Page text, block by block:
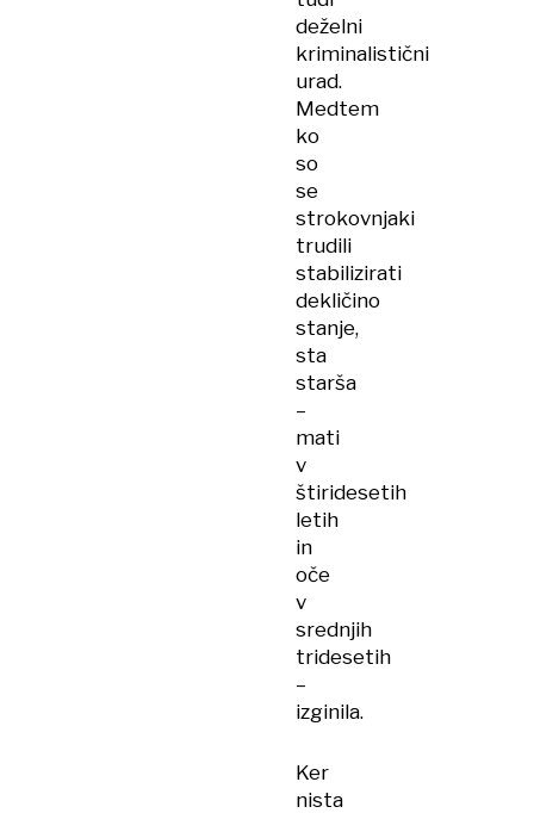
deželni
kriminalistični
urad.
Medtem
ko
so
se
strokovnjaki
trudili
stabilizirati
dekličino
stanje,
sta
starša
–
mati
v
štiridesetih
letih
in
oče
v
srednjih
tridesetih
–
izginila.
Ker
nista